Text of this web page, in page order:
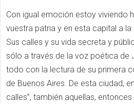
Con igual emoción estoy viviendo
vuestra patria y en esta capital a
Sus calles y su vida secreta y
sólo a través de la voz poética de
todo con la lectura de su primera
de Buenos Aires. De esta ciudad,
calles”, también aquellas,